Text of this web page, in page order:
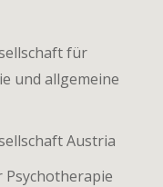
für
und allgemeine
Austria